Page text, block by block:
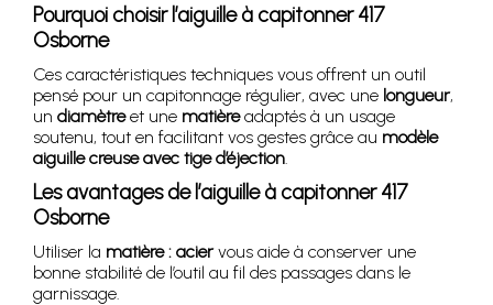
Pourquoi choisir l’aiguille à capitonner 417
Osborne
Ces caractéristiques techniques vous offrent un outil
pensé pour un capitonnage régulier, avec une longueur,
un diamètreet une matièreadaptés à un usage
soutenu, tout en facilitant vos gestes grâce au modèle
aiguille creuse avec tige d’éjection
Les avantages de l’aiguille à capitonner 417
Osborne
Utiliser la matière : aciervous aide à conserver une
bonne stabilité de l’outil au fil des passages dans le
garnissage.